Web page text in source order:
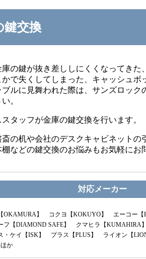
鍵交換
の鍵が抜き差ししにくくなってきた
で失くしてしまった、キャッシュボ
ブルに見舞われた際は、サンズロック
。
タッフが金庫の鍵交換を行います。
斎の机や会社のデスクキャビネットの
棚などの鍵交換のお悩みもお気軽にお
対応メーカー
OKAMURA】 コクヨ【KOKUYO】 エーコー
フ【DIAMOND SAFE】 クマヒラ【
・ケイ【ISK】 プラス【PLUS】 ライオン【
か